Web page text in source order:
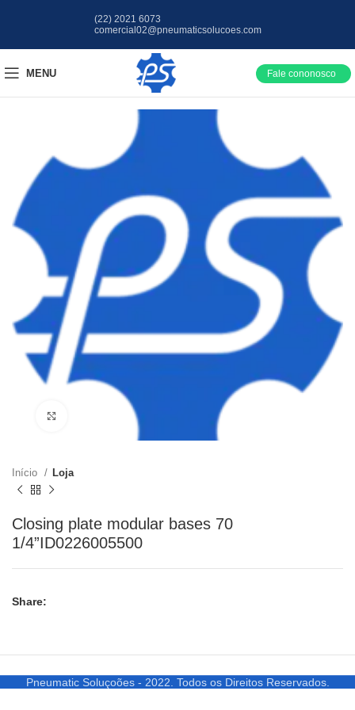
(22) 2021 6073
comercial02@pneumaticsolucoes.com
MENU Fale cononosco
Clique para ampliar
Início Loja
Closing plate modular bases 70
1/4”ID0226005500
Share:
Pneumatic Soluçoões - 2022. Todos os Direitos Reservados.